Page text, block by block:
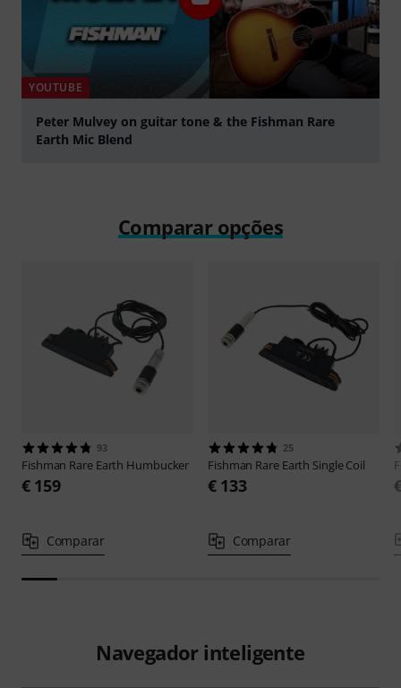
YOUTUBE
Peter Mulvey on guitar tone & the Fishman Rare
Earth Mic Blend
Comparar opções
93
Fishman Rare Earth Humbucker
€ 159
Comparar
25
Fishman Rare Earth Single Coil
€ 133
Comparar
Navegador inteligente